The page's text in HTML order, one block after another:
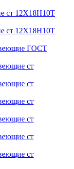
ст 12Х18Н10Т
ст 12Х18Н10Т
ГОСТ
ст
ст
ст
ст
ст
ст